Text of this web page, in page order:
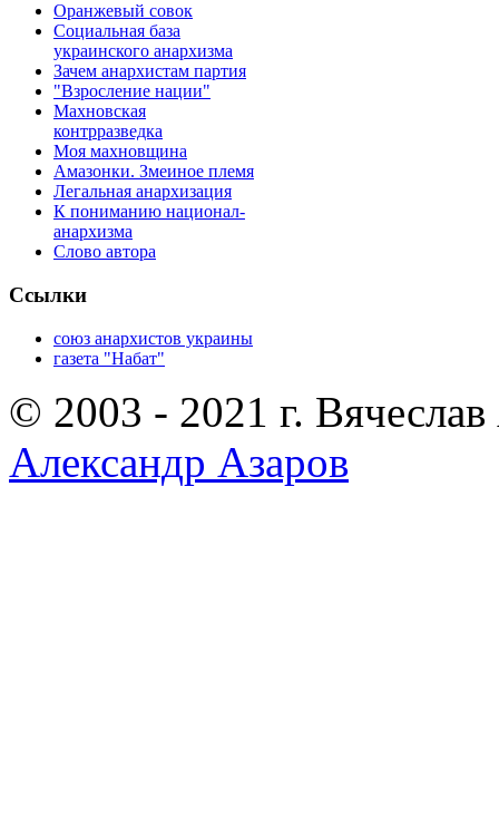
Оранжевый совок
Социальная база
украинского анархизма
Зачем анархистам партия
"Взросление нации"
Махновская
контрразведка
Моя махновщина
Амазонки. Змеиное племя
Легальная анархизация
К пониманию национал-
анархизма
Слово автора
Ссылки
союз анархистов украины
газета "Набат"
© 2003 - 2021 г.
Александр Азаров